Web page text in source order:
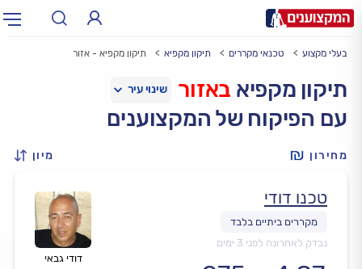
עירעיר: תל אביב, חיפה…
בעלי מקצוע טכנאי מקררים תיקון מקפיא תיקון מקפיא - אזור
תיקון מקפיא באזור
עם הפיקוח של המקצוענים
מחירון מיון
דודי גבאי
טכנו דודי
נבדק לאחרונה לפני 3 ימים